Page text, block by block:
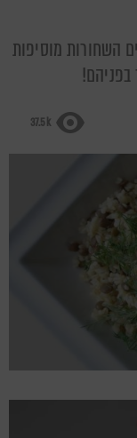
השחורות מוסיפות
37.5k